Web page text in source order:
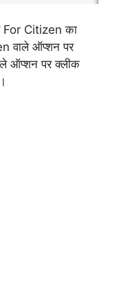
For Citizen का
वाले ऑप्शन पर
ऑप्शन पर क्लीक